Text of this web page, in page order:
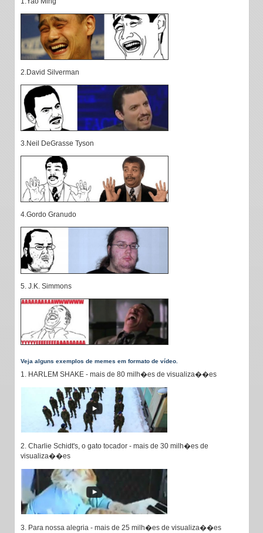
2.David Silverman
3.Neil DeGrasse Tyson
4.Gordo Granudo
5. J.K. Simmons
Veja alguns exemplos de memes em formato de vídeo.
1. HARLEM SHAKE - mais de 80 milh�es de visualiza��es
2. Charlie Schidt's, o gato tocador - mais de 30 milh�es de
visualiza��es
3. Para nossa alegria - mais de 25 milh�es de visualiza��es